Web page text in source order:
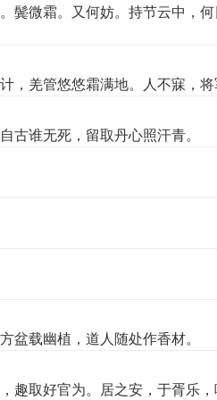
鬓微霜。又何妨。持节云中，
羌管悠悠霜满地。人不寐，将
古谁无死，留取丹心照汗青。
盆载幽植，道人随处作香材。
趣取好官为。居之安，于胥乐